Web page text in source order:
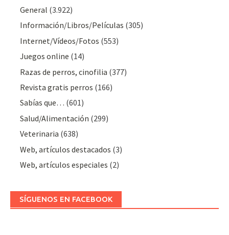
General (3.922)
Información/Libros/Películas (305)
Internet/Vídeos/Fotos (553)
Juegos online (14)
Razas de perros, cinofilia (377)
Revista gratis perros (166)
Sabías que… (601)
Salud/Alimentación (299)
Veterinaria (638)
Web, artículos destacados (3)
Web, artículos especiales (2)
SÍGUENOS EN FACEBOOK